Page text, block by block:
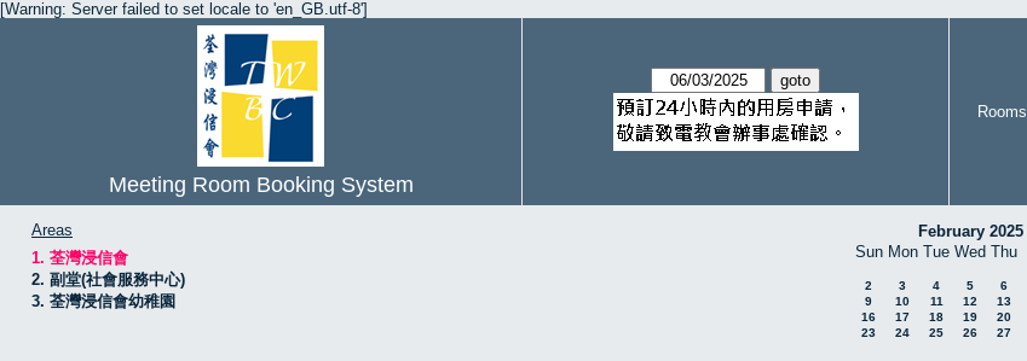
[Warning: Server failed to set locale to 'en_GB.utf-8']
Meeting Room Booking System
Rooms
Areas
1. 荃灣浸信會
2. 副堂(社會服務中心)
3. 荃灣浸信會幼稚園
February 2025
Sun Mon Tue Wed Thu
2
3 4 5 6
9
10 11 12 13
16
17 18 19 20
23
24 25 26 27